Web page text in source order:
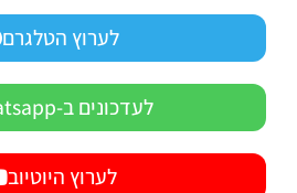
לערוץ הטלגרם
לעדכונים ב-Whatsapp
לערוץ היוטיוב